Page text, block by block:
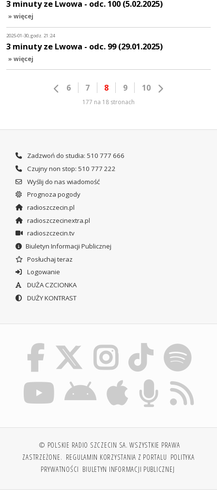
3 minuty ze Lwowa - odc. 100 (5.02.2025)
» więcej
2025-01-30, godz. 21:24
3 minuty ze Lwowa - odc. 99 (29.01.2025)
» więcej
6 7 8 9 10
177 na 18 stronach
Zadzwoń do studia: 510 777 666
Czujny non stop: 510 777 222
Wyślij do nas wiadomość
Prognoza pogody
radioszczecin.pl
radioszczecinextra.pl
radioszczecin.tv
Biuletyn Informacji Publicznej
Posłuchaj teraz
Logowanie
DUŻA CZCIONKA
DUŻY KONTRAST
© POLSKIE RADIO SZCZECIN SA. WSZYSTKIE PRAWA
ZASTRZEŻONE. REGULAMIN KORZYSTANIA Z PORTALU POLITYKA
PRYWATNOŚCI BIULETYN INFORMACJI PUBLICZNEJ